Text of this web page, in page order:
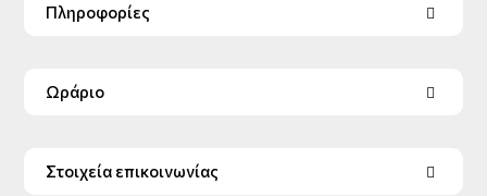
Πληροφορίες
Ωράριο
Στοιχεία επικοινωνίας